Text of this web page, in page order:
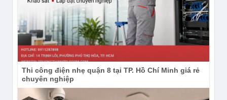
https://www.youtube.com/channel/
Thi công điện nhẹ quận 8 tại TP. Hồ Chí Minh giá rẻ
chuyên nghiệp